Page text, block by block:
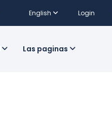
English Login
Las paginas